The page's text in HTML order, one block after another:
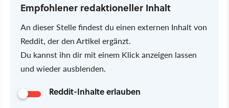
Empfohlener redaktioneller Inhalt
An dieser Stelle findest du einen externen Inhalt von
Reddit, der den Artikel ergänzt.
Du kannst ihn dir mit einem Klick anzeigen lassen
und wieder ausblenden.
Reddit-Inhalte erlauben